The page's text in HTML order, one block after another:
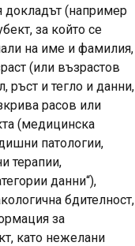
докладът (например
за който се
на име и фамилия,
(или възрастов
ръст и тегло и данни,
расов или
(медицинска
патологии,
терапии,
данни“),
бдителност,
за
като нежелани